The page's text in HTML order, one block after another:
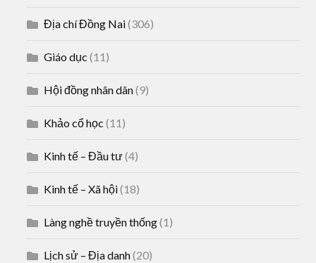
Địa chí Đồng Nai(306)
Giáo dục (11)
Hội đồng nhân dân(9)
Khảo cổ học (11)
Kinh tế – Đầu tư(4)
Kinh tế – Xã hội(18)
Làng nghề truyền thống(1)
Lịch sử – Địa danh(20)